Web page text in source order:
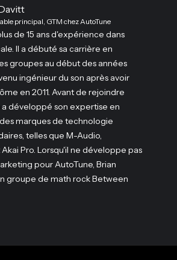
principal, GTM chez AutoTune
de 15 ans d'expérience dans
Il a débuté sa carrière en
groupes au début des années
ingénieur du son après avoir
en 2011. Avant de rejoindre
a développé son expertise en
marques de technologie
telles que M-Audio,
Pro. Lorsqu'il ne développe pas
pour AutoTune, Brian
groupe de math rock Between